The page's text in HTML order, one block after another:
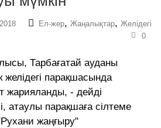
Ел-жер, Жаңалықтар, Желідегі
0
Тарбағатай ауданы
желідегі парақшасында
жарияланды, - дейді
атаулы парақшаға сілтеме
жаңғыру"